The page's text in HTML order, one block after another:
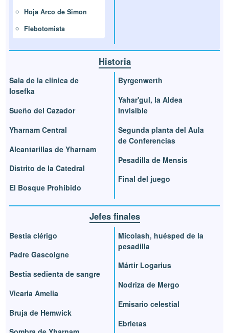
Hoja Arco de Simon
Flebotomista
Historia
Sala de la clínica de
Iosefka
Sueño del Cazador
Yharnam Central
Alcantarillas de Yharnam
Distrito de la Catedral
El Bosque Prohibido
Byrgenwerth
Yahar'gul, la Aldea
Invisible
Segunda planta del Aula
de Conferencias
Pesadilla de Mensis
Final del juego
Jefes finales
Bestia clérigo
Padre Gascoigne
Bestia sedienta de sangre
Vicaria Amelia
Bruja de Hemwick
Micolash, huésped de la
pesadilla
Mártir Logarius
Nodriza de Mergo
Emisario celestial
Ebrietas